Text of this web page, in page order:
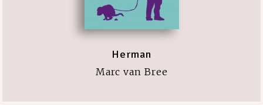
Herman
Marc van Bree